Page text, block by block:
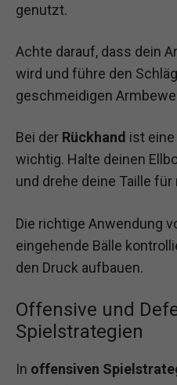
genutzt.
Achte darauf, dass dein
wird und führe den
geschmeidigen
Bei der Rückhand ist
wichtig. Halte deinen
und drehe deine Taille für
Die richtige Anwendung
eingehende Bälle
den Druck aufbauen.
Offensive und
Spielstrategien
In offensiven